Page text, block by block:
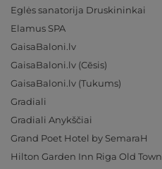
Eglės sanatorija Druskininkai
Elamus SPA
GaisaBaloni.lv
GaisaBaloni.lv (Cēsis)
GaisaBaloni.lv (Tukums)
Gradiali
Gradiali Anykščiai
Grand Poet Hotel by SemaraH
Hilton Garden Inn Riga Old Town